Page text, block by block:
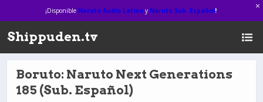
¡Disponible Naruto Audio Latinoy Naruto Sub. Español!
Shippuden.tv
Boruto: Naruto Next Generations
185 (Sub. Español)